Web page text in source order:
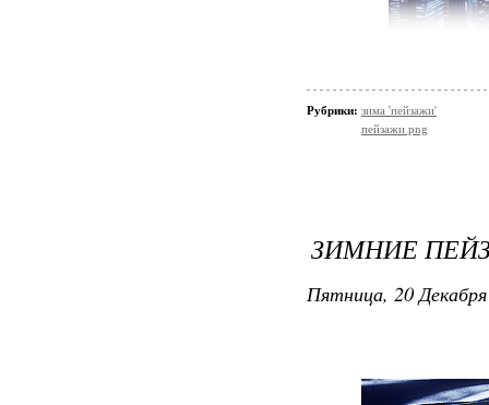
Рубрики: зима 'пейзажи'
пейзажи png
ЗИМНИЕ
Пятница, 20